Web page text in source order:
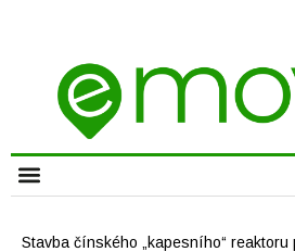
Stavba čínského „kapesního“ reaktoru